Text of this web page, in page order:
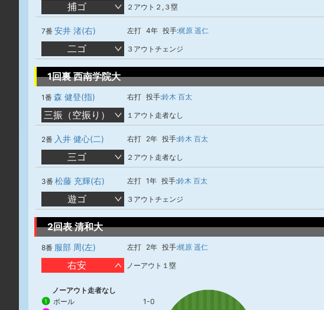
捕ゴ ２アウト２,３塁
7番 安井 渚(右) 左打 4年 投手:梶原 遥仁
二ゴ ３アウトチェンジ
1回裏 西南学院大
1番 森 健登(指) 右打 投手:鈴木 百太
三振（空振り） １アウト走者なし
2番 入井 健心(二) 右打 2年 投手:鈴木 百太
三ゴ ２アウト走者なし
3番 松藤 充輝(右) 左打 1年 投手:鈴木 百太
遊ゴ ３アウトチェンジ
2回表 清和大
8番 服部 周(左) 左打 2年 投手:梶原 遥仁
右安 ノーアウト１塁
ノーアウト走者なし
1 ボール 1-0